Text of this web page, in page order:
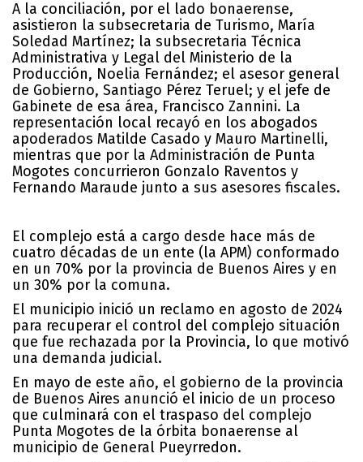
A la conciliación, por el lado bonaerense,
asistieron la subsecretaria de Turismo, María
Soledad Martínez; la subsecretaria Técnica
Administrativa y Legal del Ministerio de la
Producción, Noelia Fernández; el asesor general
de Gobierno, Santiago Pérez Teruel; y el jefe de
Gabinete de esa área, Francisco Zannini. La
representación local recayó en los abogados
apoderados Matilde Casado y Mauro Martinelli,
mientras que por la Administración de Punta
Mogotes concurrieron Gonzalo Raventos y
Fernando Maraude junto a sus asesores fiscales.
El complejo está a cargo desde hace más de
cuatro décadas de un ente (la APM) conformado
en un 70% por la provincia de Buenos Aires y en
un 30% por la comuna.
El municipio inició un reclamo en agosto de 2024
para recuperar el control del complejo situación
que fue rechazada por la Provincia, lo que motivó
una demanda judicial.
En mayo de este año, el gobierno de la provincia
de Buenos Aires anunció el inicio de un proceso
que culminará con el traspaso del complejo
Punta Mogotes de la órbita bonaerense al
municipio de General Pueyrredon.